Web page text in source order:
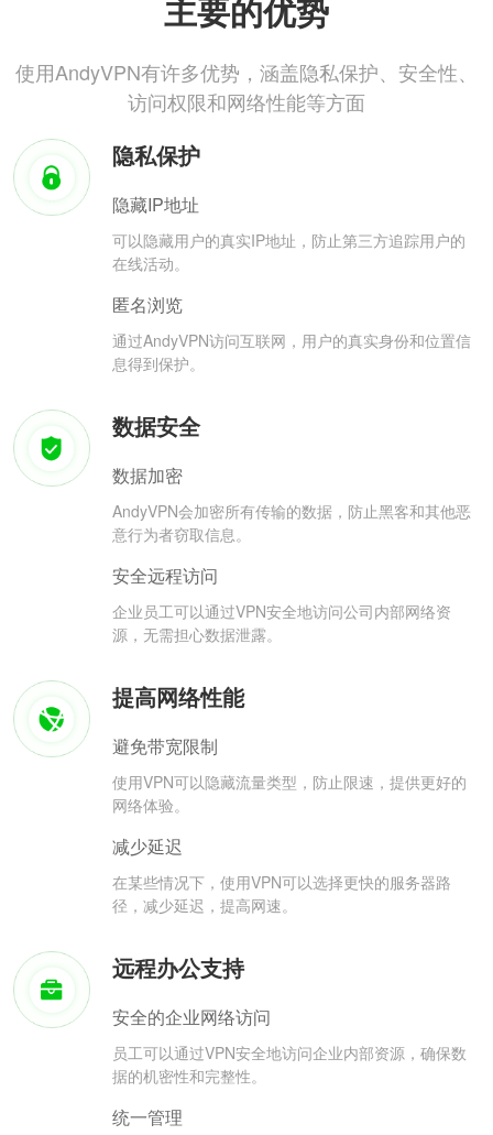
主要的优势
使用AndyVPN有许多优势，涵盖隐私保护、安全性、
访问权限和网络性能等方面
隐私保护
隐藏IP地址
可以隐藏用户的真实IP地址，防止第三方追踪用户的
在线活动。
匿名浏览
通过AndyVPN访问互联网，用户的真实身份和位置信
息得到保护。
数据安全
数据加密
AndyVPN会加密所有传输的数据，防止黑客和其他恶
意行为者窃取信息。
安全远程访问
企业员工可以通过VPN安全地访问公司内部网络资
源，无需担心数据泄露。
提高网络性能
避免带宽限制
使用VPN可以隐藏流量类型，防止限速，提供更好的
网络体验。
减少延迟
在某些情况下，使用VPN可以选择更快的服务器路
径，减少延迟，提高网速。
远程办公支持
安全的企业网络访问
员工可以通过VPN安全地访问企业内部资源，确保数
据的机密性和完整性。
统一管理